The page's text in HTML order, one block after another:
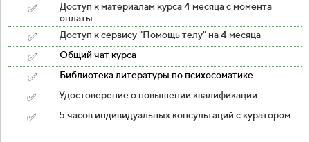
✅
Доступ к материалам курса 4 месяца с момента
оплаты
✅ Доступ к сервису "Помощь телу" на 4 месяца
✅ Общий чат курса
✅ Библиотека литературы по психосоматике
✅ Удостоверение о повышении квалификации
✅ 5 часов индивидуальных консультаций с куратором